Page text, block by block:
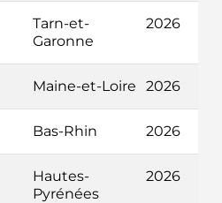
Tarn-et-
Garonne
2026
Maine-et-Loire 2026
Bas-Rhin 2026
Hautes-
Pyrénées
2026